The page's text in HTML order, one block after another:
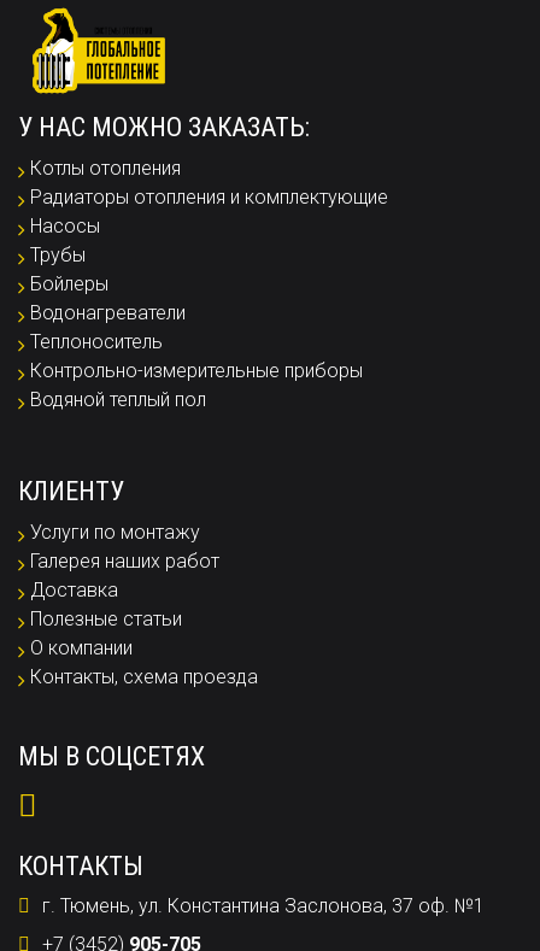
У НАС МОЖНО ЗАКАЗАТЬ:
Котлы отопления
Радиаторы отопления и комплектующие
Насосы
Трубы
Бойлеры
Водонагреватели
Теплоноситель
Контрольно-измерительные приборы
Водяной теплый пол
КЛИЕНТУ
Услуги по монтажу
Галерея наших работ
Доставка
Полезные статьи
О компании
Контакты, схема проезда
МЫ В СОЦСЕТЯХ
КОНТАКТЫ
г. Тюмень, ул. Константина Заслонова, 37 оф. №1
+7 (3452) 905-705